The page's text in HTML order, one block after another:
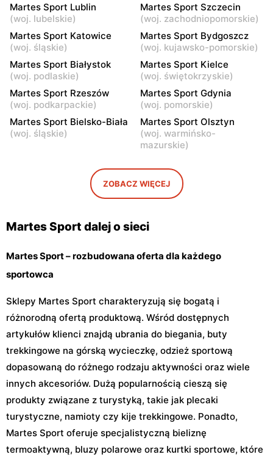
Garwolin, ul. Trakt Lwowski
41
Płońsk, ul. Żołnierzy
Wyklętych 12
Martes Sport
Rawa Mazowiecka al.
Konstytucji 3 Maja 3a
Martes Sport
Łowicz, ul. Władysława
Broniewskiego 7
Martes Sport
Ciechanów, ul.
Władysławowo 65
Martes Sport
Ciechanów, ul. Henryka
Sienkiewicza 8c
Martes Sport
Piłsudskiego 74
Węgrowska 3
Martes Sport
Martes Sport Lublin
(woj. lubelskie)
Martes Sport Szczecin
(woj. zachodniopomorskie)
Martes Sport Katowice
(woj. śląskie)
Martes Sport Bydgoszcz
(woj. kujawsko-pomorskie)
Martes Sport Białystok
(woj. podlaskie)
Martes Sport Kielce
(woj. świętokrzyskie)
Martes Sport Rzeszów
(woj. podkarpackie)
Martes Sport Gdynia
(woj. pomorskie)
Martes Sport Bielsko-Biała
(woj. śląskie)
Martes Sport Olsztyn
(woj. warmińsko-
mazurskie)
ZOBACZ WIĘCEJ
Martes Sport dalej o sieci
Martes Sport – rozbudowana oferta dla każdego
sportowca
Sklepy Martes Sport charakteryzują się bogatą i
różnorodną ofertą produktową. Wśród dostępnych
artykułów klienci znajdą ubrania do biegania, buty
trekkingowe na górską wycieczkę, odzież sportową
dopasowaną do różnego rodzaju aktywności oraz wiele
innych akcesoriów. Dużą popularnością cieszą się
produkty związane z turystyką, takie jak plecaki
turystyczne, namioty czy kije trekkingowe. Ponadto,
Martes Sport oferuje specjalistyczną bieliznę
termoaktywną, bluzy polarowe oraz kurtki sportowe, które